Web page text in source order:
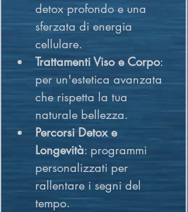
detox profondo e una
sferzata di energia
cellulare.
Trattamenti Viso e Corpo:
per un'estetica avanzata
che rispetta la tua
naturale bellezza.
Percorsi Detox e
Longevità: programmi
personalizzati per
rallentare i segni del
tempo.